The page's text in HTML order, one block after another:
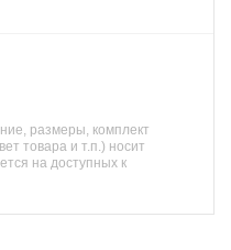
размеры, комплект
товара и т.п.) носит
на доступных к